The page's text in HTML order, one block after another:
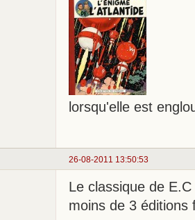
lorsqu'elle est
26-08-2011 13:50:53
Le classique de
moins de 3 éditions